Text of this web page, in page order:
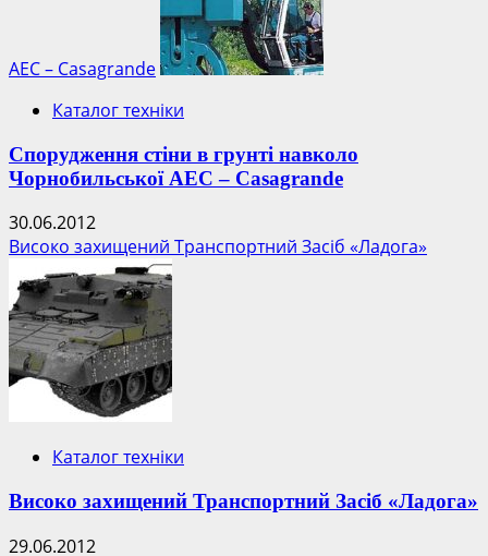
АЕС – Casagrande
Каталог техніки
Спорудження стіни в грунті навколо
Чорнобильської АЕС – Casagrande
30.06.2012
Високо захищений Транспортний Засіб «Ладога»
Каталог техніки
Високо захищений Транспортний Засіб «Ладога»
29.06.2012